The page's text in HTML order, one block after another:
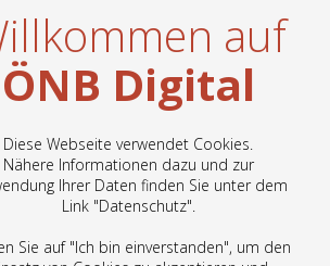
auf
ÖNB Digital
Diese Webseite verwendet Cookies.
Nähere Informationen dazu und zur
Ihrer Daten finden Sie unter dem
Link "Datenschutz".
Sie auf "Ich bin einverstanden", um den
diesem Portal finden Sie die digitalen
Bestände der Österreichischen
Grafiken und vieles mehr.